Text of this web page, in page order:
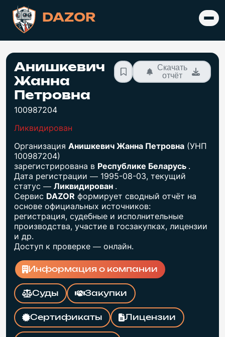
DAZOR
Анишкевич
Жанна
Петровна
100987204
Скачать
отчёт
Ликвидирован
Организация Анишкевич Жанна Петровна (УНП
100987204)
зарегистрирована в Республике Беларусь .
Дата регистрации — 1995-08-03, текущий
статус — Ликвидирован .
Сервис DAZOR формирует сводный отчёт на
основе официальных источников:
регистрация, судебные и исполнительные
производства, участие в госзакупках, лицензии
и др.
Доступ к проверке — онлайн.
Информация о компании
Суды Закупки
Сертификаты Лицензии